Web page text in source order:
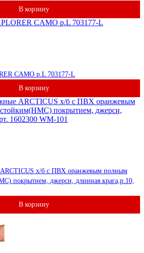
В корзину
CAMO p.L 703177-L
В корзину
х/б с ПВХ оранжевым полным
покрытием, джерси, длинная крага,р.10,
В корзину